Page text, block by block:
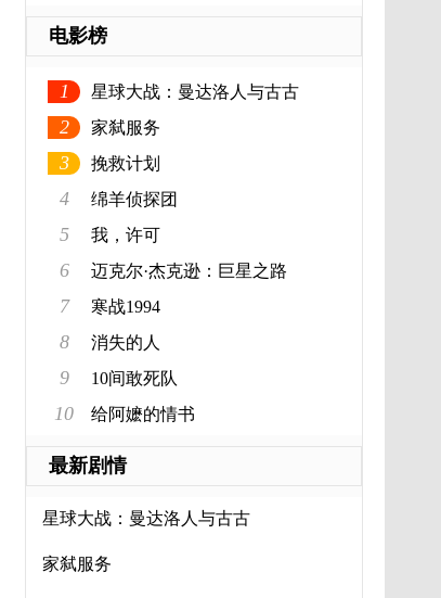
电影榜
1 星球大战：曼达洛人与古古
2 家弑服务
3 挽救计划
4 绵羊侦探团
5 我，许可
6 迈克尔·杰克逊：巨星之路
7 寒战1994
8 消失的人
9 10间敢死队
10 给阿嬷的情书
最新剧情
星球大战：曼达洛人与古古
家弑服务